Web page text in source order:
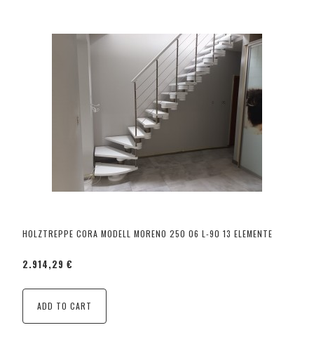
HOLZTREPPE CORA MODELL MORENO 250 06 L-90 13 ELEMENTE
2.914,29 €
ADD TO CART